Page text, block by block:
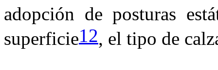
adopción de posturas
superficie12, el tipo de